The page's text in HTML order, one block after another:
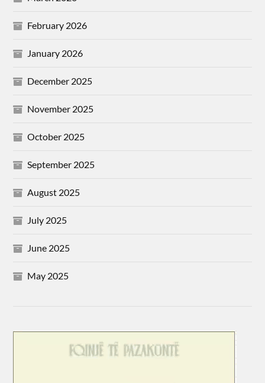
February 2026
January 2026
December 2025
November 2025
October 2025
September 2025
August 2025
July 2025
June 2025
May 2025